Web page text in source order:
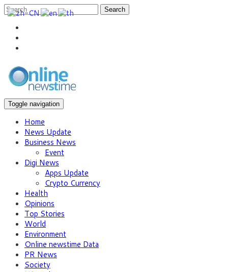
Search
Toggle navigation
Home
News Update
Business News
Event
Digi News
Apps Update
Crypto Currency
Health
Opinions
Top Stories
World
Environment
Online newstime Data
PR News
Society